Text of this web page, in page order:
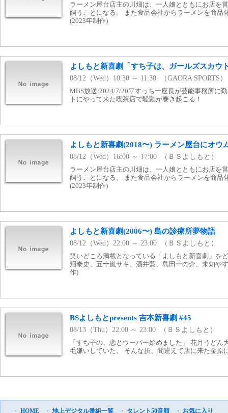
ラーメン屋台店主の川畑は、一人娘とともにお店を
飼うことになる。 また食品会社からラーメンを商
(2023年制作)
よしもと新喜劇「すち子は、ガールズスカウ
08/12（Wed）10:30 ～ 11:30 （GAORA SPORTS）
MBS放送:2024/7/20▽すっちー座長が芸能事務所に
トにやって来た喫茶店で騒動が巻き起こる！
よしもと新喜劇(2018〜) ラーメン屋台にオウ
08/12（Wed）16:00 ～ 17:00 （ＢＳよしもと）
ラーメン屋台店主の川畑は、一人娘とともにお店を
飼うことになる。 また食品会社からラーメンを商
(2023年制作)
よしもと新喜劇(2006〜) 島の診療所夢物語
08/12（Wed）22:00 ～ 23:00 （ＢＳよしもと）
笑いどころ満載となっている「よしもと新喜劇」を
畑泰史、五十嵐サキ、酒井藍、島田一の介、未知や
作)
BSよしもとpresents 吉本新喜劇 #45
08/13（Thu）22:00 ～ 23:00 （ＢＳよしもと）
「すち子の、恋とウーバー始めました」 花月うど
毛嫌いしていた。 そんな折、間違えて店に来た金原
・ HOME ・ 地上デジタル番組一覧 ・ タレント50音順 ・ お気に入り